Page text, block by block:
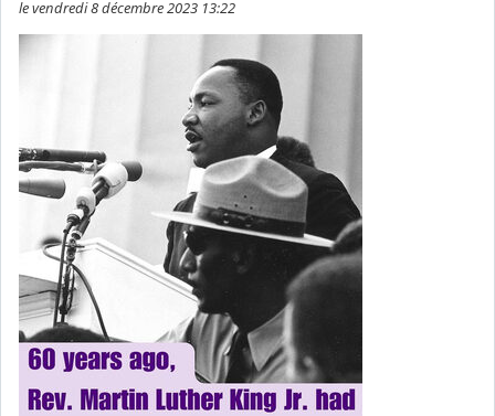
le vendredi 8 décembre 2023 13:22